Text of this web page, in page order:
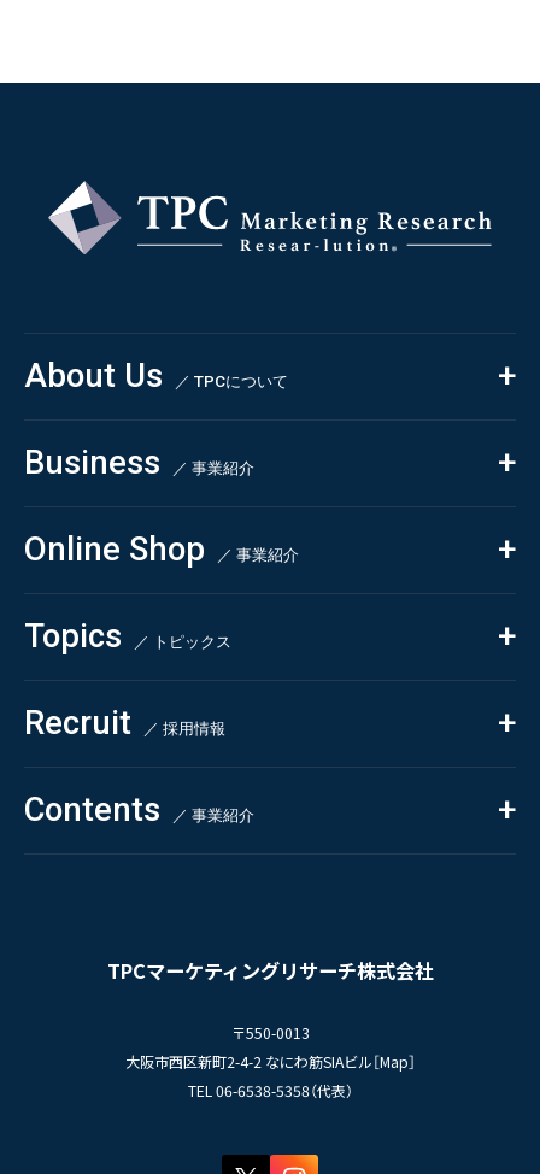
TPCマーケティングリサーチ株式会社
〒550-0013
大阪市西区新町2-4-2 なにわ筋SIAビル［Map］
TEL 06-6538-5358（代表）
About Us ／ TPCについて
私たちの強み
会社概要・沿革
CSR
Business ／ 事業紹介
コンサルティング
依頼・受託調査
- 市場調査
- 競合調査
- アンケート調査
- クイックリサーチ
自主企画調査
Online Shop ／ 事業紹介
Beauty & Cosmetics
Health & Food
Pharmaceuticals & Medical
Chemical & Life Sciences
Topics ／ トピックス
ALL
お知らせ
新刊情報
掲載情報
Recruit ／ 採用情報
採用TOP
- 求める人物像
Contents ／ 事業紹介
お問い合わせ
プライバシーポリシー